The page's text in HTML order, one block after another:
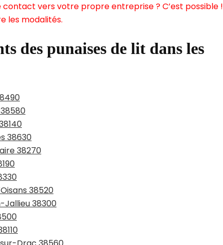
vers votre propre entreprise ? C’est possible !
les modalités.
des punaises de lit dans les
38630
38270
38520
Jallieu 38300